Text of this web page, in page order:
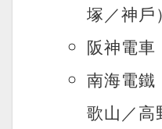
塚／神戶）
阪神電車
南海電鐵
歌山／高